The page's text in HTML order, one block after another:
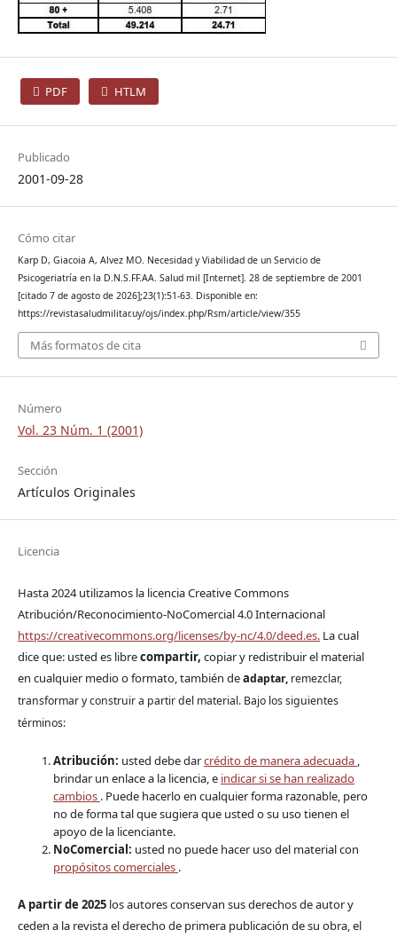
PDF HTLM
Publicado
2001-09-28
Cómo citar
Karp D, Giacoia A, Alvez MO. Necesidad y Viabilidad de un Servicio de
Psicogeriatría en la D.N.S.FF.AA. Salud mil [Internet]. 28 de septiembre de 2001
[citado 7 de agosto de 2026];23(1):51-63. Disponible en:
https://revistasaludmilitar.uy/ojs/index.php/Rsm/article/view/355
Más formatos de cita
Número
Vol. 23 Núm. 1 (2001)
Sección
Artículos Originales
Licencia
Hasta 2024 utilizamos la licencia Creative Commons
Atribución/Reconocimiento-NoComercial 4.0 Internacional
https://creativecommons.org/licenses/by-nc/4.0/deed.es.La cual
dice que: usted es librecompartir, copiar y redistribuir el material
en cualquier medio o formato, también deadaptar, remezclar,
transformar y construir a partir del material. Bajo los siguientes
términos:
Atribución: usted debe darcrédito de manera adecuada ,
brindar un enlace a la licencia, e indicar si se han realizado
cambios . Puede hacerlo en cualquier forma razonable, pero
no de forma tal que sugiera que usted o su uso tienen el
apoyo de la licenciante.
NoComercial: usted no puede hacer uso del material con
propósitos comerciales .
A partir de 2025los autores conservan sus derechos de autor y
ceden a la revista el derecho de primera publicación de su obra, el